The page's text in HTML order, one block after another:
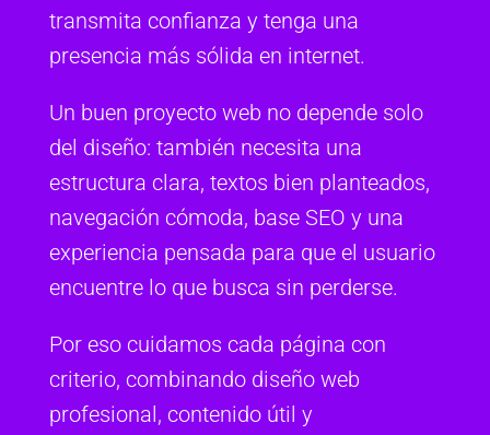
transmita confianza y tenga una
presencia más sólida en internet.
Un buen proyecto web no depende solo
del diseño: también necesita una
estructura clara, textos bien planteados,
navegación cómoda, base SEO y una
experiencia pensada para que el usuario
encuentre lo que busca sin perderse.
Por eso cuidamos cada página con
criterio, combinando diseño web
profesional, contenido útil y